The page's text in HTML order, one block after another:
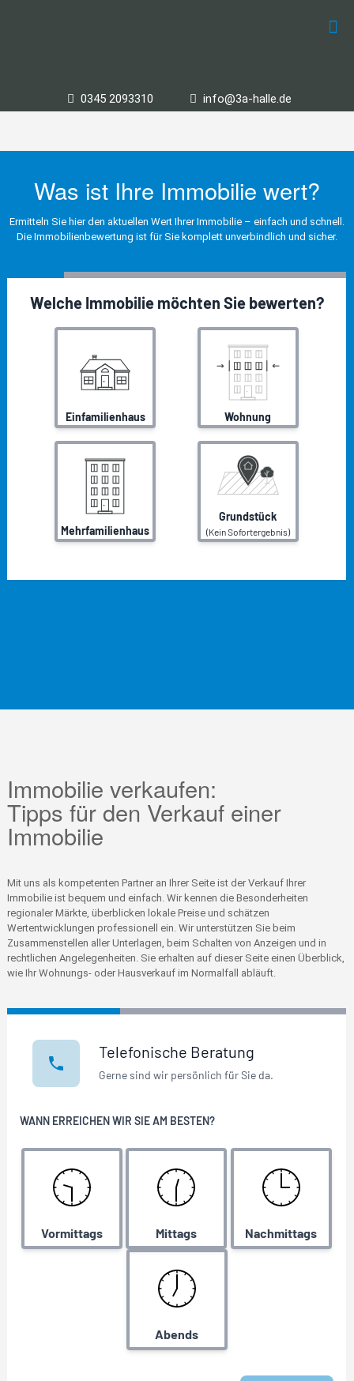
0345 2093310 info@3a-halle.de
Was ist Ihre Immobilie wert?
Ermitteln Sie hier den aktuellen Wert Ihrer Immobilie – einfach und schnell.
Die Immobilienbewertung ist für Sie komplett unverbindlich und sicher.
Immobilie verkaufen:
Tipps für den Verkauf einer
Immobilie
Mit uns als kompetenten Partner an Ihrer Seite ist der Verkauf Ihrer
Immobilie ist bequem und einfach. Wir kennen die Besonderheiten
regionaler Märkte, überblicken lokale Preise und schätzen
Wertentwicklungen professionell ein. Wir unterstützen Sie beim
Zusammenstellen aller Unterlagen, beim Schalten von Anzeigen und in
rechtlichen Angelegenheiten. Sie erhalten auf dieser Seite einen Überblick,
wie Ihr Wohnungs- oder Hausverkauf im Normalfall abläuft.